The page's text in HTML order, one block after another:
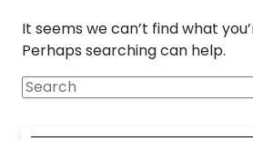
It seems we can’t find what
Perhaps searching can help.